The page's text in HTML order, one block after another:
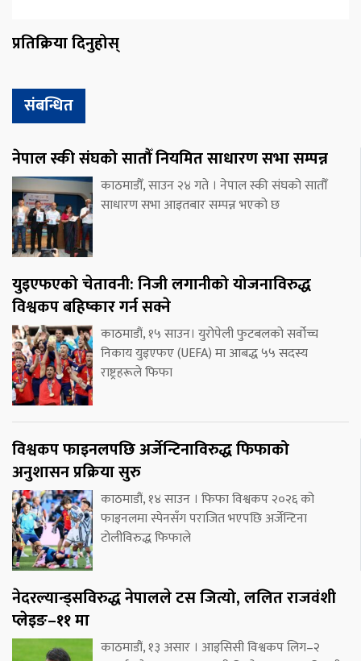
प्रतिक्रिया दिनुहोस्
संबन्धित
नेपाल स्की संघको सातौँ नियमित साधारण सभा सम्पन्न
काठमाडौँ, साउन २४ गते । नेपाल स्की संघको सातौँ
साधारण सभा आइतबार सम्पन्न भएको छ
युइएफएको चेतावनी: निजी लगानीको योजनाविरुद्ध
विश्वकप बहिष्कार गर्न सक्ने
काठमाडौं, १५ साउन। युरोपेली फुटबलको सर्वोच्च
निकाय युइएफए (UEFA) मा आबद्ध ५५ सदस्य
राष्ट्रहरूले फिफा
विश्वकप फाइनलपछि अर्जेन्टिनाविरुद्ध फिफाको
अनुशासन प्रक्रिया सुरु
काठमाडौं, १४ साउन । फिफा विश्वकप २०२६ को
फाइनलमा स्पेनसँग पराजित भएपछि अर्जेन्टिना
टोलीविरुद्ध फिफाले
नेदरल्यान्ड्सविरुद्ध नेपालले टस जित्यो, ललित राजवंशी
प्लेइङ–११ मा
काठमाडौं, १३ असार । आइसिसी विश्वकप लिग–२